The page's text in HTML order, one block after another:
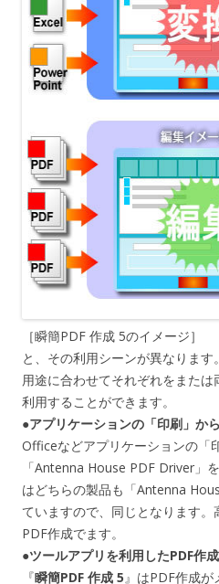
［瞬簡PDF 作成 5のイメージ］
と、その利用シーンが異なります。
用途に合わせてそれぞれをまた
利用することができます。
●アプリケーションの「印刷」か
Officeなどアプリケーションの「
「Antenna House PDF Driver」
はどちらの製品も「Antenna
ていますので、同じとなります
PDF作成でます。
●ツールアプリを利用したPDF作成
『瞬簡PDF 作成 5』はPDF作成